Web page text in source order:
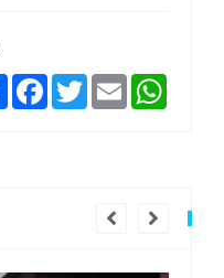
ShareFacebook
TwitterEmail